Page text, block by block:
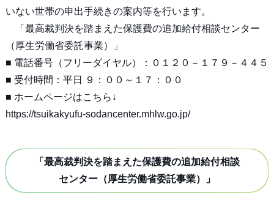
いない世帯の申出手続きの案内等を行います。
「最高裁判決を踏まえた保護費の追加給付相談センター
（厚生労働省委託事業）」
■ 電話番号（フリーダイヤル）：０１２０－１７９－４４５
■ 受付時間：平日 ９：００～１７：００
■ ホームページはこちら↓
https://tsuikakyufu-sodancenter.mhlw.go.jp/
「最高裁判決を踏まえた保護費の追加給付相談
センター（厚生労働省委託事業）」